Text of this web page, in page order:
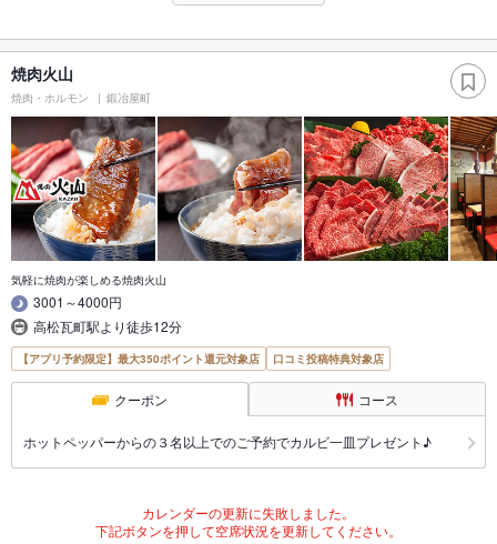
焼肉火山
焼肉・ホルモン 鍛冶屋町
気軽に焼肉が楽しめる焼肉火山
3001～4000円
高松瓦町駅より徒歩12分
【アプリ予約限定】最大350ポイント還元対象店 口コミ投稿特典対象店
クーポン コース
ホットペッパーからの３名以上でのご予約でカルビ一皿プレゼント♪
カレンダーの更新に失敗しました。
下記ボタンを押して空席状況を更新してください。